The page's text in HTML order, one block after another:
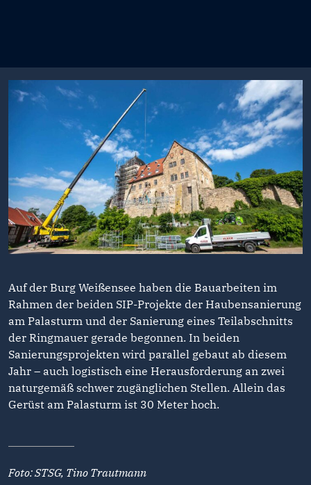
Auf der Burg Weißensee haben die Bauarbeiten im
Rahmen der beiden SIP-Projekte der Haubensanierung
am Palasturm und der Sanierung eines Teilabschnitts
der Ringmauer gerade begonnen. In beiden
Sanierungsprojekten wird parallel gebaut ab diesem
Jahr – auch logistisch eine Herausforderung an zwei
naturgemäß schwer zugänglichen Stellen. Allein das
Gerüst am Palasturm ist 30 Meter hoch.
Foto: STSG, Tino Trautmann